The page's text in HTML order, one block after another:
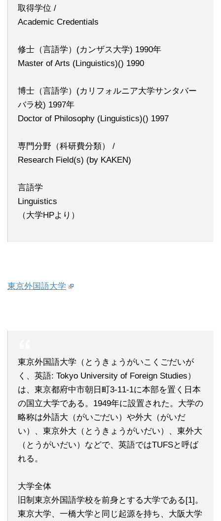
取得学位 /
Academic Credentials
修士（言語学）(カンザス大学) 1990年
Master of Arts (Linguistics)() 1990
博士（言語学）(カリフォルニア大学サンタバー
バラ校) 1997年
Doctor of Philosophy (Linguistics)() 1997
専門分野（科研費分類） /
Research Field(s) (by KAKEN)
言語学
Linguistics
（大学HPより）
東京外国語大学
東京外国語大学（とうきょうがいこくごだいが
く、英語: Tokyo University of Foreign Studies）
は、東京都府中市朝日町3-11-1に本部を置く日本
の国立大学である。1949年に設置された。大学の
略称は外語大（がいごだい）や外大（がいだ
い）、東京外大（とうきょうがいだい）、東外大
（とうがいだい）などで、英語ではTUFSと呼ば
れる。
大学全体
旧制東京外国語学校を前身とする大学である[1]。
東京大学、一橋大学と同じ起源を持ち、大阪大学